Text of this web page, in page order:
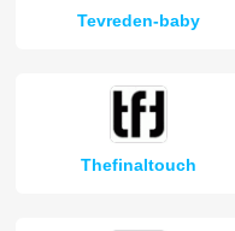
Tevreden-baby
Thefinaltouch